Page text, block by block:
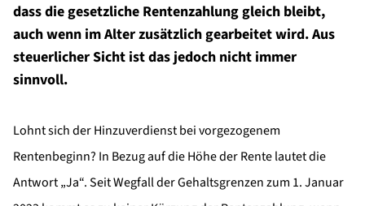
dass die gesetzliche Rentenzahlung gleich bleibt,
auch wenn im Alter zusätzlich gearbeitet wird. Aus
steuerlicher Sicht ist das jedoch nicht immer
sinnvoll.
Lohnt sich der Hinzuverdienst bei vorgezogenem
Rentenbeginn? In Bezug auf die Höhe der Rente lautet die
Antwort „Ja“. Seit Wegfall der Gehaltsgrenzen zum 1. Januar